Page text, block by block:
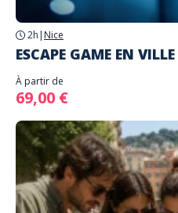
2h | Nice
ESCAPE GAME EN
À partir de
69,00 €